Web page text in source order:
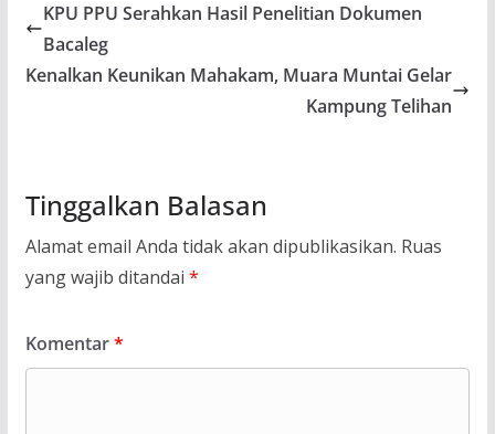
KPU PPU Serahkan Hasil Penelitian Dokumen
Bacaleg
Kenalkan Keunikan Mahakam, Muara Muntai Gelar
Kampung Telihan
Tinggalkan Balasan
Alamat email Anda tidak akan dipublikasikan. Ruas
yang wajib ditandai *
Komentar*